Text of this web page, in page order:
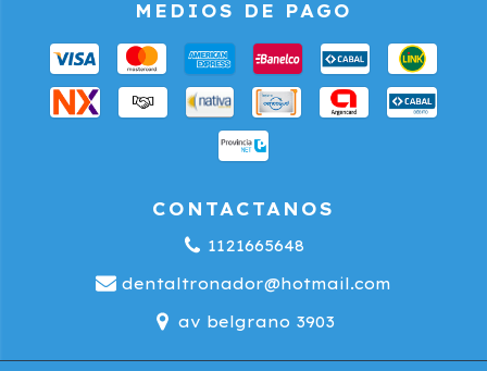
MEDIOS DE PAGO
CONTACTANOS
1121665648
dentaltronador@hotmail.com
av belgrano 3903